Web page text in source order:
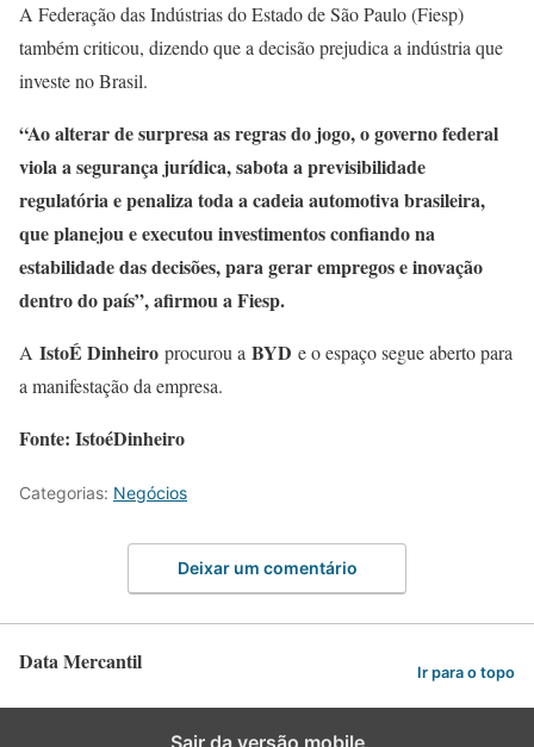
A Federação das Indústrias do Estado de São Paulo (Fiesp)
também criticou, dizendo que a decisão prejudica a indústria que
investe no Brasil.
“Ao alterar de surpresa as regras do jogo, o governo federal
viola a segurança jurídica, sabota a previsibilidade
regulatória e penaliza toda a cadeia automotiva brasileira,
que planejou e executou investimentos confiando na
estabilidade das decisões, para gerar empregos e inovação
dentro do país”, afirmou a Fiesp.
A IstoÉ Dinheiro procurou a BYD e o espaço segue aberto para
a manifestação da empresa.
Fonte: IstoéDinheiro
Categorias: Negócios
Deixar um comentário
Data Mercantil Ir para o topo
Sair da versão mobile